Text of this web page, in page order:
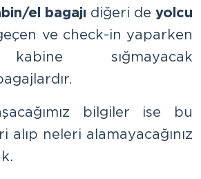
el bagajı diğeri de yolcu
ve check-in yaparken
sığmayacak
bilgiler ise bu
alıp neleri alamayacağınız